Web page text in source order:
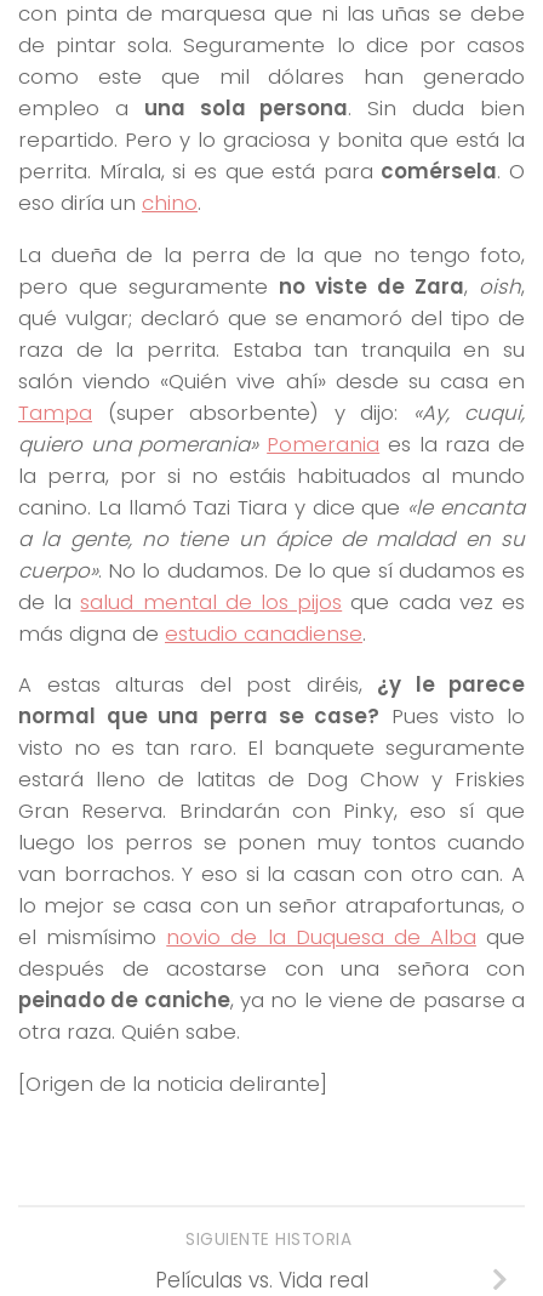
con pinta de marquesa que ni las uñas se debe
de pintar sola. Seguramente lo dice por casos
como este que mil dólares han generado
empleo a una sola persona. Sin duda bien
repartido. Pero y lo graciosa y bonita que está la
perrita. Mírala, si es que está para comérsela. O
eso diría un chino.
La dueña de la perra de la que no tengo foto,
pero que seguramente no viste de Zara, oish,
qué vulgar; declaró que se enamoró del tipo de
raza de la perrita. Estaba tan tranquila en su
salón viendo «Quién vive ahí» desde su casa en
Tampa (super absorbente) y dijo:
«Ay, cuqui,
quiero una pomerania» Pomerania es la raza de
la perra, por si no estáis habituados al mundo
canino. La llamó Tazi Tiara y dice que «le encanta
a la gente, no tiene un ápice de maldad en su
cuerpo». No lo dudamos. De lo que sí dudamos es
de lasalud mental de los pijos que cada vez es
más digna de estudio canadiense.
A estas alturas del post diréis, ¿y le parece
normal que una perra se case? Pues visto lo
visto no es tan raro. El banquete seguramente
estará lleno de latitas de Dog Chow y Friskies
Gran Reserva. Brindarán con Pinky, eso sí que
luego los perros se ponen muy tontos cuando
van borrachos. Y eso si la casan con otro can. A
lo mejor se casa con un señor atrapafortunas, o
el mismísimo novio de la Duquesa de Alba que
después de acostarse con una señora con
peinado de caniche, ya no le viene de pasarse a
otra raza. Quién sabe.
[Origen de la noticia delirante]
SIGUIENTE HISTORIA
Películas vs. Vida real